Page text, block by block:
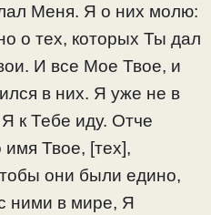
Меня. Я о них молю:
о тех, которых Ты дал
И все Мое Твое, и
в них. Я уже не в
к Тебе иду. Отче
Твое, [тех],
они были едино,
ними в мире, Я